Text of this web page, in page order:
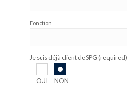
Fonction
Je suis déjà client de SPG (required)
OUI NON